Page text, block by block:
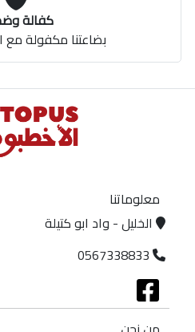
كفالة
بضاعتنا مكفولة مع
معلوماتنا
الخليل - واد ابو كتيلة
0567338833